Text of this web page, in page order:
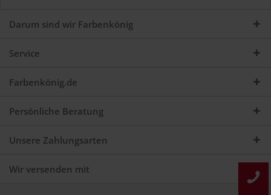
Darum sind wir Farbenkönig
Service
Farbenkönig.de
Persönliche Beratung
Unsere Zahlungsarten
Wir versenden mit